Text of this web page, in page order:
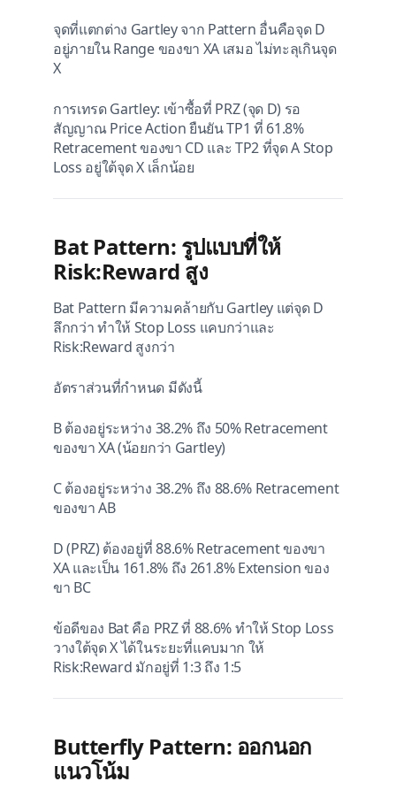
จุดที่แตกต่าง Gartley จาก Pattern อื่นคือจุด D
อยู่ภายใน Range ของขา XA เสมอ ไม่ทะลุเกินจุด
X
การเทรด Gartley: เข้าซื้อที่ PRZ (จุด D) รอ
สัญญาณ Price Action ยืนยัน TP1 ที่ 61.8%
Retracement ของขา CD และ TP2 ที่จุด A Stop
Loss อยู่ใต้จุด X เล็กน้อย
Bat Pattern: รูปแบบที่ให้
Risk:Reward สูง
Bat Pattern มีความคล้ายกับ Gartley แต่จุด D
ลึกกว่า ทำให้ Stop Loss แคบกว่าและ
Risk:Reward สูงกว่า
อัตราส่วนที่กำหนด มีดังนี้
B ต้องอยู่ระหว่าง 38.2% ถึง 50% Retracement
ของขา XA (น้อยกว่า Gartley)
C ต้องอยู่ระหว่าง 38.2% ถึง 88.6% Retracement
ของขา AB
D (PRZ) ต้องอยู่ที่ 88.6% Retracement ของขา
XA และเป็น 161.8% ถึง 261.8% Extension ของ
ขา BC
ข้อดีของ Bat คือ PRZ ที่ 88.6% ทำให้ Stop Loss
วางใต้จุด X ได้ในระยะที่แคบมาก ให้
Risk:Reward มักอยู่ที่ 1:3 ถึง 1:5
Butterfly Pattern: ออกนอก
แนวโน้ม